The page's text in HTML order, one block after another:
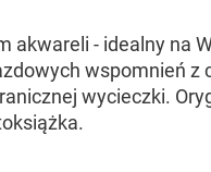
- idealny na
wspomnień z
wycieczki.